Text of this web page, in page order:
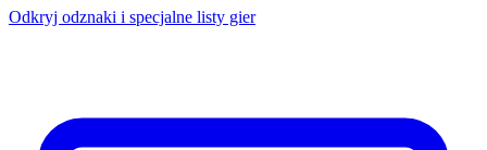
Odkryj odznaki i specjalne listy gier